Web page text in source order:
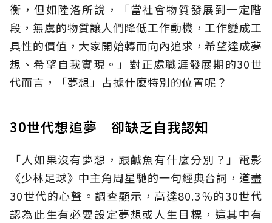
衡，但如陸洛所說，「當社會物質發展到一定階
段，無虞的物質讓人們降低工作動機，工作變成工
具性的價值，大家開始轉而向內追求，希望達成夢
想、希望自我實現。」對正處職涯發展期的30世
代而言，「夢想」占據什麼特別的位置呢？
30世代想追夢 卻缺乏自我認知
「人如果沒有夢想，跟鹹魚有什麼分別？」電影
《少林足球》中主角周星馳的一句經典台詞，道盡
30世代的心聲。調查顯示，高達80.3％的30世代
認為此生有必要設定夢想或人生目標，這其中有